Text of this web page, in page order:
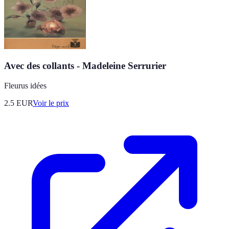
Avec des collants - Madeleine Serrurier
Fleurus idées
2.5 EURVoir le prix